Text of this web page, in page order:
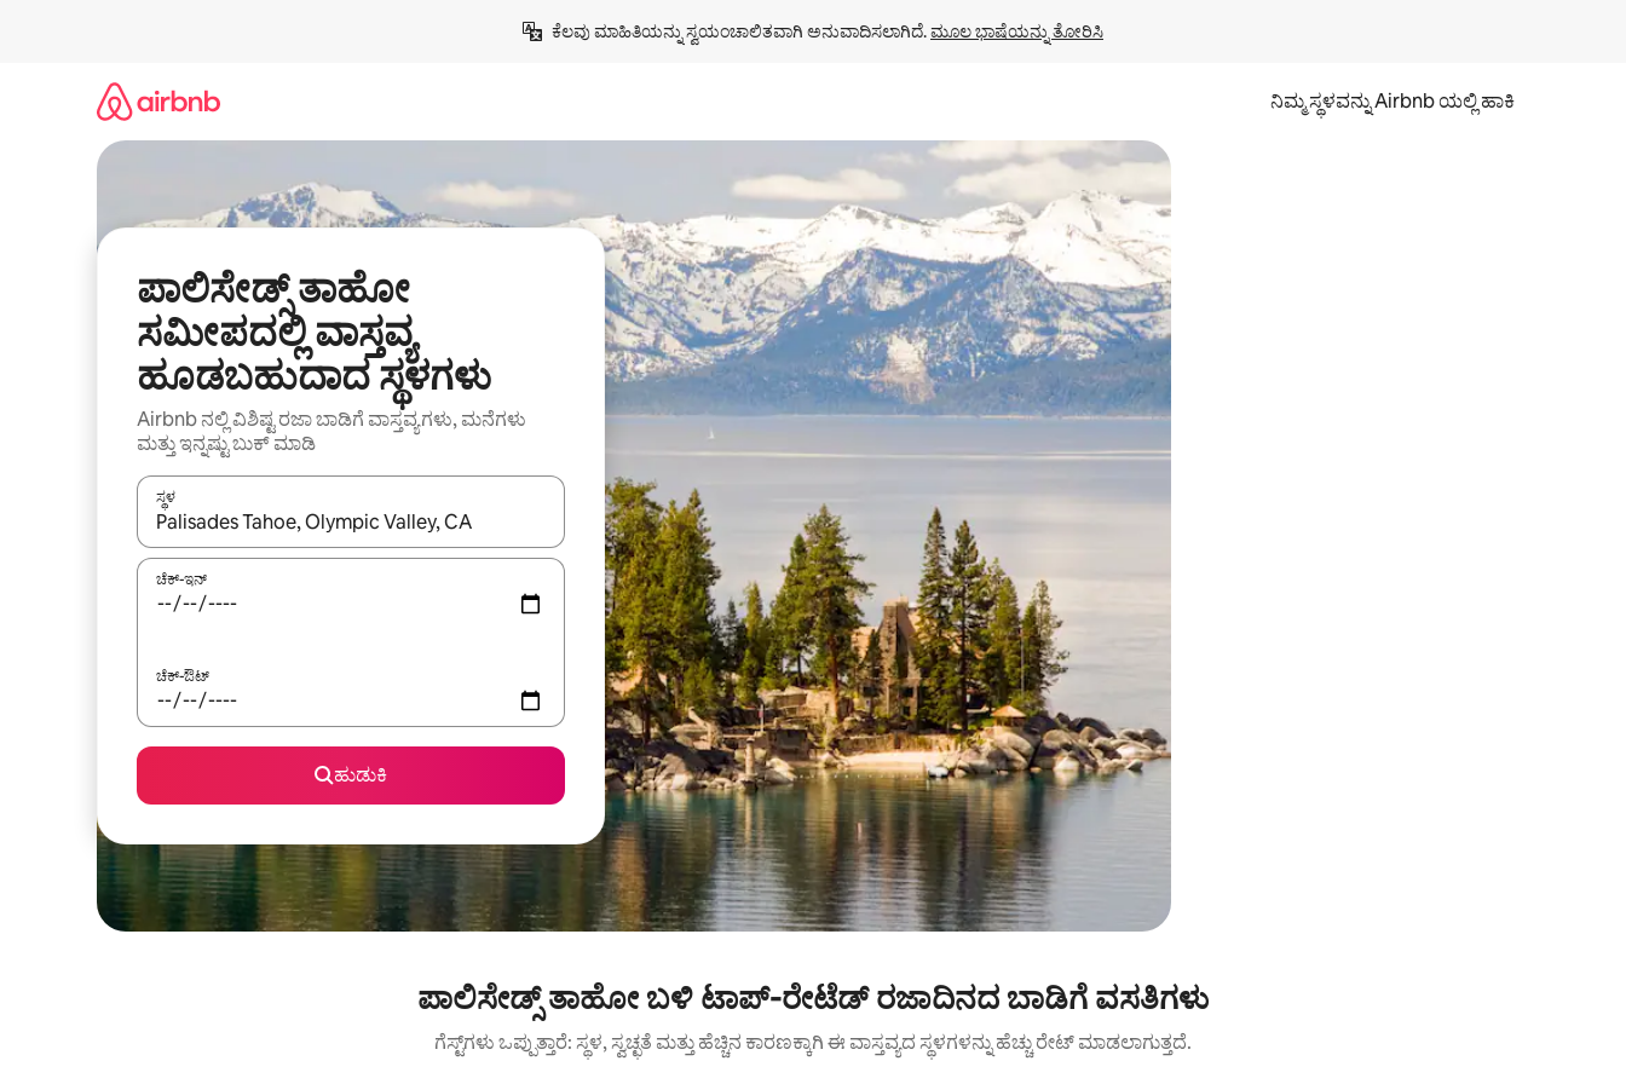
ಕೆಲವು ಮಾಹಿತಿಯನ್ನು ಸ್ವಯಂಚಾಲಿತವಾಗಿ ಅನುವಾದಿಸಲಾಗಿದೆ. ಮೂಲ ಭಾಷೆಯನ್ನು ತೋರಿಸಿ
ನಿಮ್ಮ ಸ್ಥಳವನ್ನು Airbnb ಯಲ್ಲಿ ಹಾಕಿ
ಪಾಲಿಸೇಡ್ಸ್ ತಾಹೋ
ಸಮೀಪದಲ್ಲಿ ವಾಸ್ತವ್ಯ
ಹೂಡಬಹುದಾದ ಸ್ಥಳಗಳು
Airbnb ನಲ್ಲಿ ವಿಶಿಷ್ಟ ರಜಾ ಬಾಡಿಗೆ ವಾಸ್ತವ್ಯಗಳು, ಮನೆಗಳು
ಮತ್ತು ಇನ್ನಷ್ಟು ಬುಕ್ ಮಾಡಿ
ಸ್ಥಳ
ಫಲಿತಾಂಶಗಳು ಲಭ್ಯವಿರುವಾಗ, ಅಪ್ ಮತ್ತು ಡೌನ್ ಬಾಣದ ಕೀಲಿಗಳೊಂದಿಗೆ ನ್ಯಾವಿಗೇಟ್ ಮಾಡಿ ಅಥವಾ ಸ್ಪರ್ಶ ಅಥವಾ ಸ್ವೈಪ್ ಗೆಸ್ಚರ್‌ಗಳ ಮೂಲಕ ಅನ್ವೇಷಿಸಿ.
ಚೆಕ್-ಇನ್
ಚೆಕ್-ಔಟ್
ಹುಡುಕಿ
ಪಾಲಿಸೇಡ್ಸ್ ತಾಹೋ ಬಳಿ ಟಾಪ್-ರೇಟೆಡ್ ರಜಾದಿನದ ಬಾಡಿಗೆ ವಸತಿಗಳು
ಗೆಸ್ಟ್‌ಗಳು ಒಪ್ಪುತ್ತಾರೆ: ಸ್ಥಳ, ಸ್ವಚ್ಛತೆ ಮತ್ತು ಹೆಚ್ಚಿನ ಕಾರಣಕ್ಕಾಗಿ ಈ ವಾಸ್ತವ್ಯದ ಸ್ಥಳಗಳನ್ನು ಹೆಚ್ಚು ರೇಟ್ ಮಾಡಲಾಗುತ್ತದೆ.